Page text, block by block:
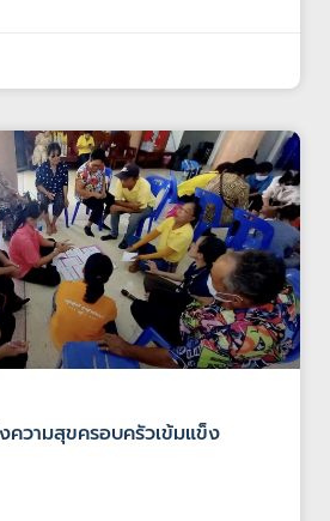
ความสุขครอบครัวเข้มแข็ง